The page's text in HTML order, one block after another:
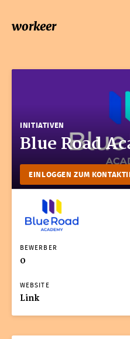
workeer
INITIATIVEN
Blue Road
EINLOGGEN ZUM
BEWERBER
0
WEBSITE
Link